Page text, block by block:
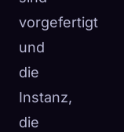
vorgefertigt
und
die
Instanz,
die